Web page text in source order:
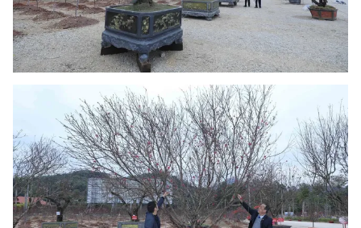
Theo dõi báo trên
Cơ quan chủ quản:Đài Truyền hình Việt Nam
Cơ quan báo chí:
Thời báo VTV
Giấy phép hoạt động báo in và báo điện tử số 483/GP-BTTTT
cấp ngày 29/12/2023
Tổng Biên tập:Vũ Thanh Thủy
Phó Tổng Biên tập:Nguyễn Thị Mỹ Hạnh, Phạm Quốc Thắng,
Nguyễn Trọng Ninh
Tổng đài VTV:024.38 355 931 - 024.38 355 932